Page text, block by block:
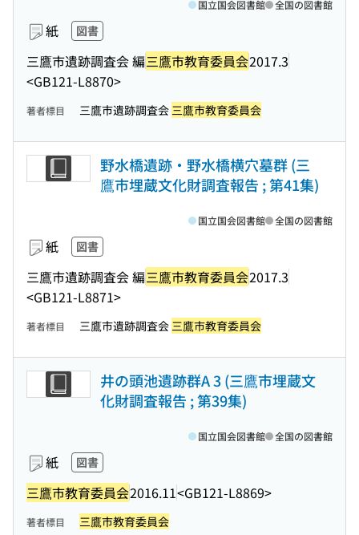
紙 図書
三鷹市遺跡調査会 編三鷹市教育委員会2017.3
<GB121-L8870>
国立国会図書館 全国の図書館
著者標目 三鷹市遺跡調査会 三鷹市教育委員会
野水橋遺跡・野水橋横穴墓群 (三
鷹市埋蔵文化財調査報告 ; 第41集)
紙 図書
三鷹市遺跡調査会 編三鷹市教育委員会2017.3
<GB121-L8871>
国立国会図書館 全国の図書館
著者標目 三鷹市遺跡調査会 三鷹市教育委員会
井の頭池遺跡群A 3 (三鷹市埋蔵文
化財調査報告 ; 第39集)
紙 図書
三鷹市教育委員会2016.11<GB121-L8869>
国立国会図書館 全国の図書館
著者標目 三鷹市教育委員会